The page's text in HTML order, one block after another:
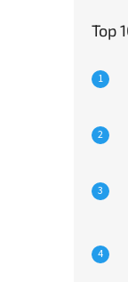
Top